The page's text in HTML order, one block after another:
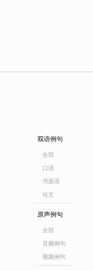
双语例句
全部
口语
书面语
论文
原声例句
全部
音频例句
视频例句